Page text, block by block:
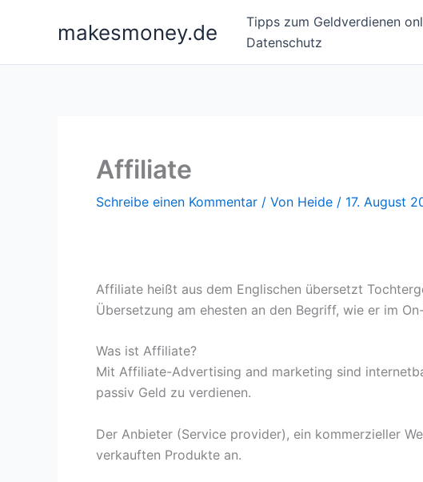
makesmoney.de Tipps zum Geldverdienen
Datenschutz
Affiliate
Schreibe einen Kommentar / Von Heide / 17. August
Affiliate heißt aus dem Englischen übersetzt
Übersetzung am ehesten an den Begriff, wie er im
Was ist Affiliate?
Mit Affiliate-Advertising and marketing sind
passiv Geld zu verdienen.
Der Anbieter (Service provider), ein kommerzieller
verkauften Produkte an.